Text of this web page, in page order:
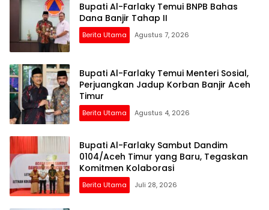
Bupati Al-Farlaky Temui BNPB Bahas
Dana Banjir Tahap II
Berita Utama Agustus 7, 2026
Bupati Al-Farlaky Temui Menteri Sosial,
Perjuangkan Jadup Korban Banjir Aceh
Timur
Berita Utama Agustus 4, 2026
Bupati Al-Farlaky Sambut Dandim
0104/Aceh Timur yang Baru, Tegaskan
Komitmen Kolaborasi
Berita Utama Juli 28, 2026